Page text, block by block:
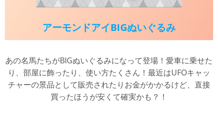
アーモンドアイBIGぬいぐるみ
あの名馬たちがBIGぬいぐるみになって登場！愛車に乗せた
り、部屋に飾ったり、使い方たくさん！最近はUFOキャッ
チャーの景品として販売されたりお金がかかるけど、直接
買ったほうが安くて確実かも？！